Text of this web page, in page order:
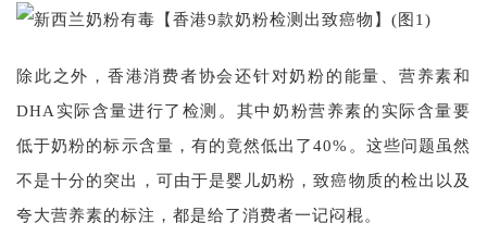
除此之外，香港消费者协会还针对奶粉的能量、营养素和
DHA实际含量进行了检测。其中奶粉营养素的实际含量要
低于奶粉的标示含量，有的竟然低出了40%。这些问题虽然
不是十分的突出，可由于是婴儿奶粉，致癌物质的检出以及
夸大营养素的标注，都是给了消费者一记闷棍。